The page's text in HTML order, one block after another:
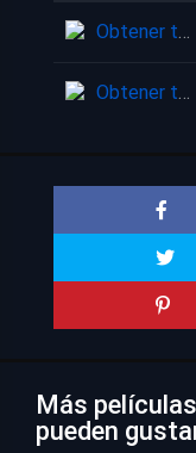
Obtener torrent
Obtener torrent
Más
pueden